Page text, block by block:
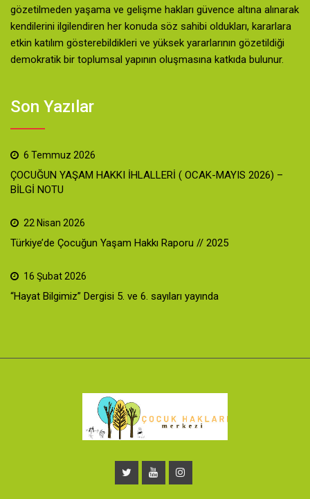
gözetilmeden yaşama ve gelişme hakları güvence altına alınarak
kendilerini ilgilendiren her konuda söz sahibi oldukları, kararlara
etkin katılım gösterebildikleri ve yüksek yararlarının gözetildiği
demokratik bir toplumsal yapının oluşmasına katkıda bulunur.
Son Yazılar
6 Temmuz 2026
ÇOCUĞUN YAŞAM HAKKI İHLALLERİ ( OCAK-MAYIS 2026) –
BİLGİ NOTU
22 Nisan 2026
Türkiye’de Çocuğun Yaşam Hakkı Raporu // 2025
16 Şubat 2026
“Hayat Bilgimiz” Dergisi 5. ve 6. sayıları yayında